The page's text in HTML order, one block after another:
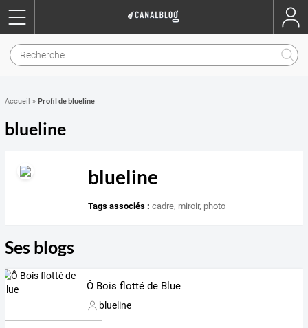
Accueil » Profil de blueline
blueline
blueline
Tags associés : cadre, miroir, photo
Ses blogs
Ô Bois flotté de Blue
blueline